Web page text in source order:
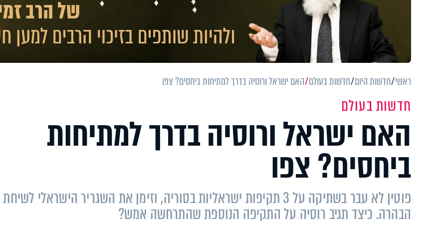
ראשי חדשות היום חדשות בעולם האם ישראל ורוסיה בדרך למתיחות ביחסים? צפו
חדשות בעולם
האם ישראל ורוסיה בדרך למתיחות
ביחסים? צפו
פוטין לא עבר בשתיקה על 3 תקיפות ישראליות בסוריה, וזימן את השגריר הישראלי לשיחת
הבהרה. כיצד תגיב רוסיה על התקיפה הנוספת שהתרחשה אמש?